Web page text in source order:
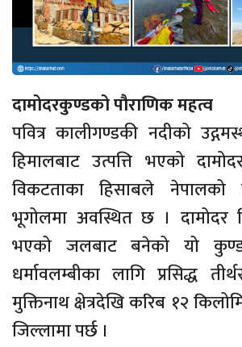
​​​​​​​दामोदरकुण्डको पौराणिक महत्व
पवित्र कालीगण्डकी नदीको
हिमालबाट उत्पत्ति भएको
विकटताका हिसाबले नेपालको
भूगोलमा अवस्थित छ । दामोदर
भएको जलबाट बनेको यो
धर्मावलम्बीका लागि प्रसिद्ध
मुक्तिनाथ क्षेत्रदेखि करिब १२
जिल्लामा पर्छ ।